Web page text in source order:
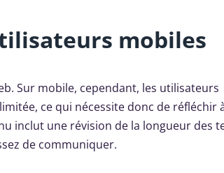
mobiles
Sur mobile, cependant, les utilisateurs
ce qui nécessite donc de réfléchir
inclut une révision de la longueur des
de communiquer.